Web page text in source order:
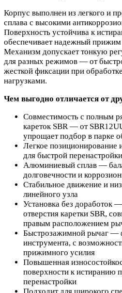
Корпус выполнен из легкого и
сплава с высокими
Поверхность устойчива к
обеспечивает надежный прижим
Механизм допускает тонкую
для разных режимов — от
жесткой фиксации при
нагрузками.
Чем выгодно отличается от
Совместимость с полным
кареток SBR — от
упрощает подбор в парке
Легкое позиционирование
для быстрой
Алюминиевый сплав —
долговечности и
Стабильное движение и
линейного узла
Установка без доработок
отверстия каретки SBR,
правым расположением
Быстрозажимной рычаг —
инструмента, с
прижимного усилия
Повышенная
поверхности к истиранию
перенастройки
Подходит для широкого